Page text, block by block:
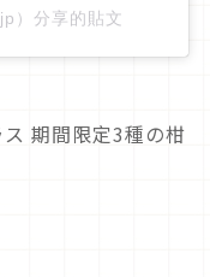
）分享的貼文
期間限定3種の柑